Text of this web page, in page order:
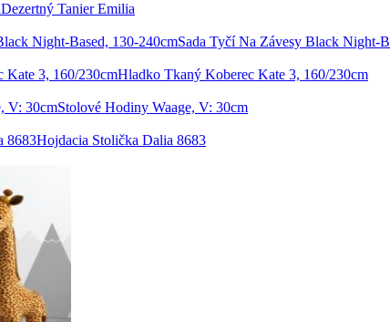
Dezertný Tanier Emilia
Sada Tyčí Na Závesy Black Night-
Hladko Tkaný Koberec Kate 3, 160/230cm
Stolové Hodiny Waage, V: 30cm
Hojdacia Stolička Dalia 8683